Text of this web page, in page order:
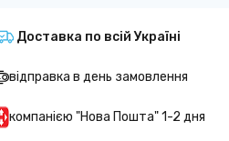
Доставка по всій Україні
відправка в день замовлення
компанією "Нова Пошта" 1-2 дня